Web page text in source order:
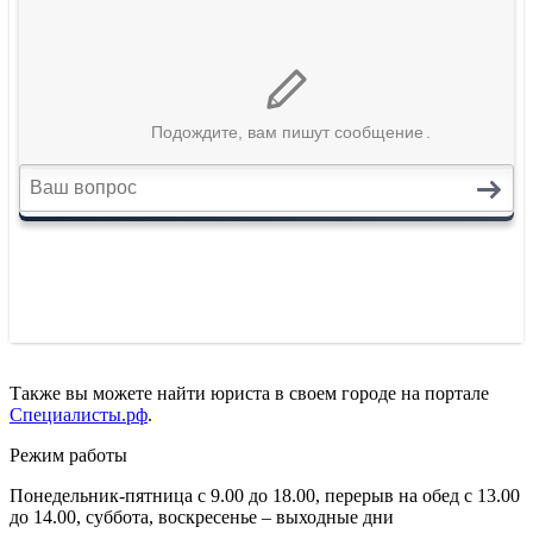
Также вы можете найти юриста в своем городе на портале
Специалисты.рф.
Режим работы
Понедельник-пятница с 9.00 до 18.00, перерыв на обед с 13.00
до 14.00, суббота, воскресенье – выходные дни